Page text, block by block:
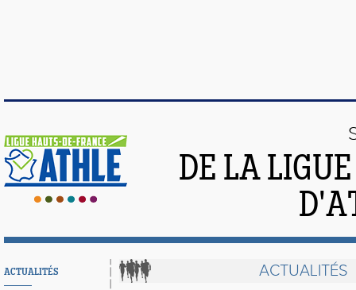
DE LA
ACTUALITÉS ACTUALITÉS